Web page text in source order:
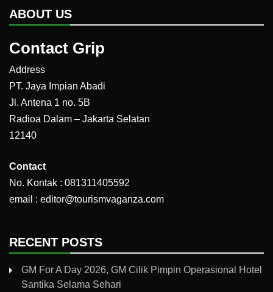
ABOUT US
Contact Grip
Address
PT. Jaya Impian Abadi
Jl. Antena 1 no. 5B
Radioa Dalam – Jakarta Selatan
12140
Contact
No. Kontak : 081311405592
email : editor@tourismvaganza.com
RECENT POSTS
GM For A Day 2026, GM Cilik Pimpin Operasional Hotel
Santika Selama Sehari